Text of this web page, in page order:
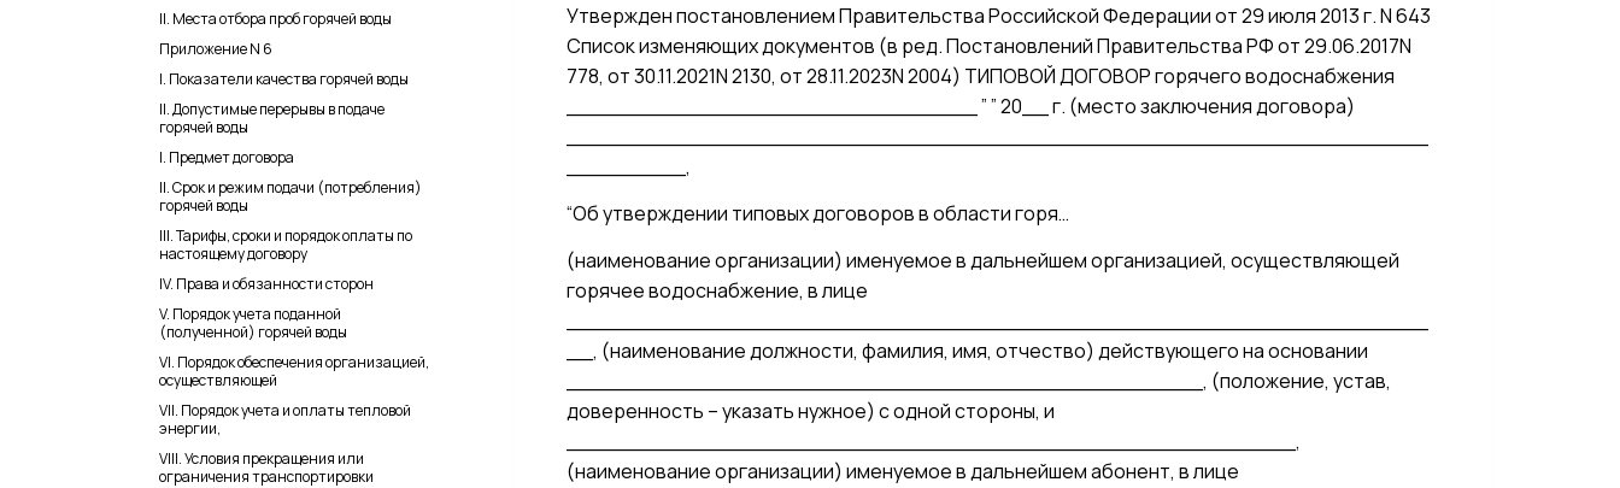
II. Места отбора проб горячей воды
Приложение N 6
I. Показатели качества горячей воды
II. Допустимые перерывы в подаче
горячей воды
I. Предмет договора
II. Срок и режим подачи (потребления)
горячей воды
III. Тарифы, сроки и порядок оплаты по
настоящему договору
IV. Права и обязанности сторон
V. Порядок учета поданной
(полученной) горячей воды
VI. Порядок обеспечения организацией,
осуществляющей
VII. Порядок учета и оплаты тепловой
энергии,
VIII. Условия прекращения или
ограничения транспортировки
Утвержден постановлением Правительства Российской Федерации от 29 июля 2013 г. N 643
Список изменяющих документов (в ред. Постановлений Правительства РФ от 29.06.2017N
778, от 30.11.2021N 2130, от 28.11.2023N 2004) ТИПОВОЙ ДОГОВОР горячего водоснабжения
_______________________________ ” ” 20__ г. (место заключения договора)
_________,
“Об утверждении типовых договоров в области горя…
(наименование организации) именуемое в дальнейшем организацией, осуществляющей
горячее водоснабжение, в лице
__, (наименование должности, фамилия, имя, отчество) действующего на основании
________________________________________________, (положение, устав,
доверенность – указать нужное) с одной стороны, и
_______________________________________________________,
(наименование организации) именуемое в дальнейшем абонент, в лице